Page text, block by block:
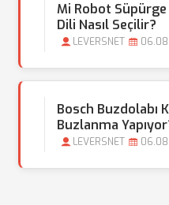
Mi Robot
Dili Nasıl Seçilir?
LEVERSNET
Bosch Buzdolabı
Buzlanma
LEVERSNET